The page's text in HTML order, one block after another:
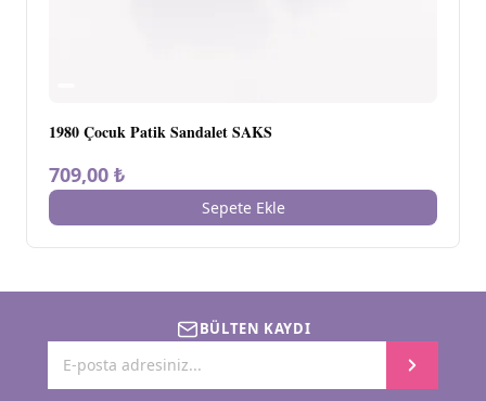
1980 Çocuk Patik Sandalet SAKS
709,00 ₺
Sepete Ekle
BÜLTEN KAYDI